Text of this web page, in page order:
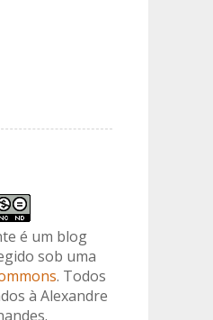
é um blog
sob uma
. Todos
à Alexandre